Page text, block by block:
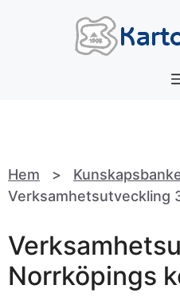
Hem >
Verksamhetsutveckling
Norrköpings